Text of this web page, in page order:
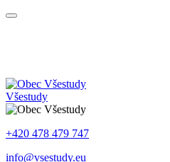
Všestudy
+420 478 479 747
info@vsestudy.eu